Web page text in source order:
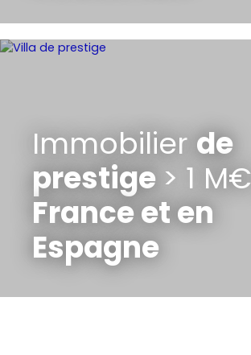
Immobilier de
prestige > 1 M€
France et en
Espagne